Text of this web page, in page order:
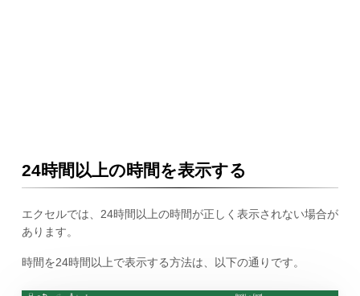
24時間以上の時間を表示する
エクセルでは、24時間以上の時間が正しく表示されない場合が
あります。
時間を24時間以上で表示する方法は、以下の通りです。